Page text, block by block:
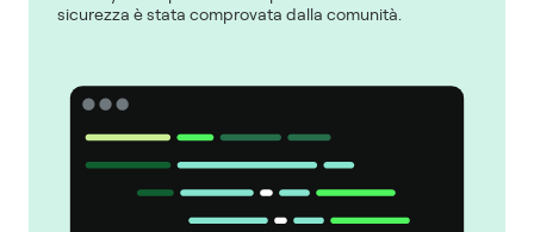
sicurezza è stata comprovata dalla comunità.